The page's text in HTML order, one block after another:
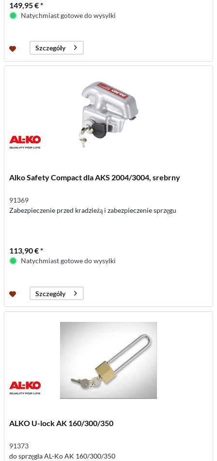
149,95 € *
Natychmiast gotowe do wysyłki
Szczegóły
Alko Safety Compact dla AKS 2004/3004, srebrny
91369
Zabezpieczenie przed kradzieżą i zabezpieczenie sprzęgu
113,90 € *
Natychmiast gotowe do wysyłki
Szczegóły
ALKO U-lock AK 160/300/350
91373
do sprzęgła AL-Ko AK 160/300/350